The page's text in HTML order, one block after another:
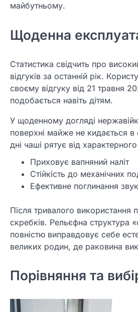
майбутньому.
Щоденна
Статистика свідчить про
відгуків за останній рік.
своєму відгуку від 21 травня
подобається навіть дітям.
У щоденному догляді
поверхні майже не кидається в
дні чаші рятує від
Приховує вапняний наліт
Стійкість до механічних
Ефективне поглинання
Після тривалого використання
скребків. Рельєфна структура
повністю виправдовує себе
великих родин, де раковина
Порівняння та